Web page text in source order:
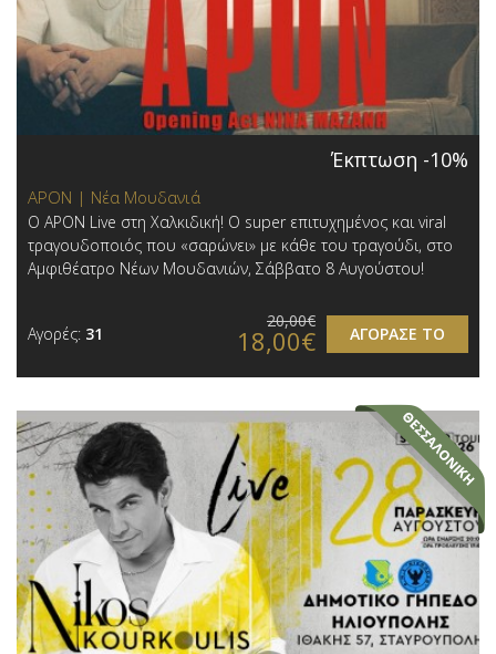
Έκπτωση -10%
APON | Νέα Μουδανιά
Ο APON Live στη Χαλκιδική! Ο super επιτυχημένος και viral
τραγουδοποιός που «σαρώνει» με κάθε του τραγούδι, στο
Αμφιθέατρο Νέων Μουδανιών, Σάββατο 8 Αυγούστου!
Αγορές: 31 ΑΓΟΡΑΣΕ ΤΟ
20,00€
18,00€